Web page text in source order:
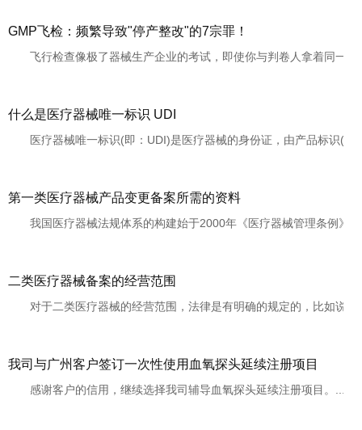
GMP飞检：频繁导致"停产整改"的7宗罪！
飞行检查像极了器械生产企业的考试，即使你与判卷人拿着同一
什么是医疗器械唯一标识 UDI
医疗器械唯一标识(即：UDI)是医疗器械的身份证，由产品标识
第一类医疗器械产品变更备案所需的资料
我国医疗器械法规体系的构建始于2000年《医疗器械管理条例》
二类医疗器械备案的经营范围
对于二类医疗器械的经营范围，法律是有明确的规定的，比如说
我司与广州客户签订一次性使用血氧探头延续注册项目
感谢客户的信用，继续选择我司辅导血氧探头延续注册项目。......